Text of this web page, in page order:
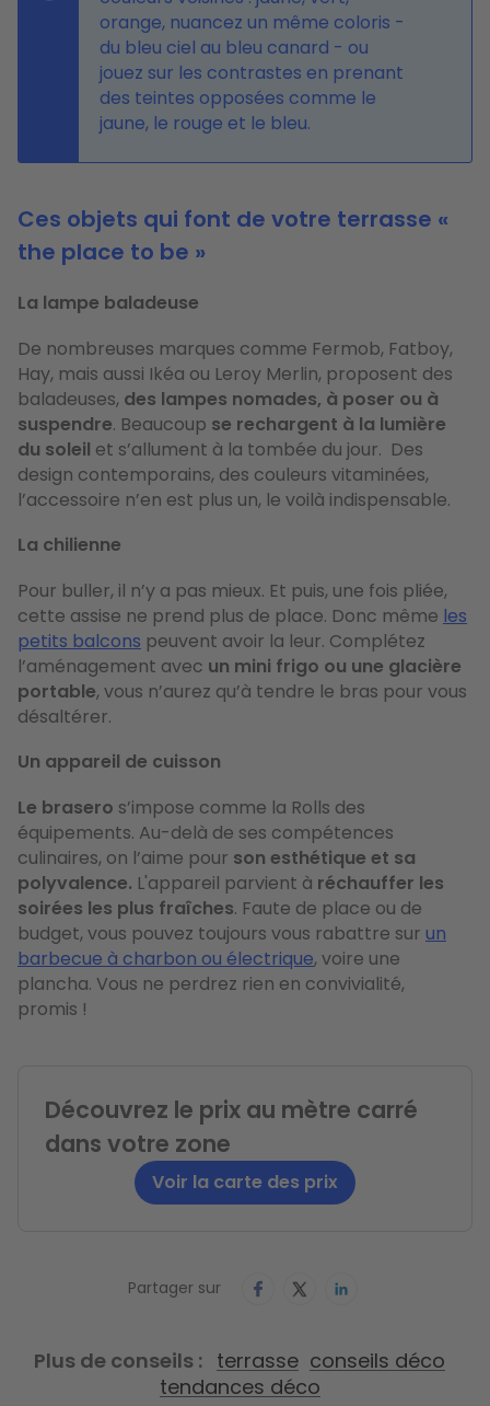
orange, nuancez un même coloris -
du bleu ciel au bleu canard - ou
jouez sur les contrastes en prenant
des teintes opposées comme le
jaune, le rouge et le bleu.
Ces objets qui font de votre terrasse «
the place to be »
La lampe baladeuse
De nombreuses marques comme Fermob, Fatboy,
Hay, mais aussi Ikéa ou Leroy Merlin, proposent des
baladeuses, des lampes nomades, à poser ou à
suspendre. Beaucoup se rechargent à la lumière
du soleil et s’allument à la tombée du jour. Des
design contemporains, des couleurs vitaminées,
l’accessoire n’en est plus un, le voilà indispensable.
La chilienne
Pour buller, il n’y a pas mieux. Et puis, une fois pliée,
cette assise ne prend plus de place. Donc même les
petits balcons peuvent avoir la leur. Complétez
l’aménagement avec un mini frigo ou une glacière
portable, vous n’aurez qu’à tendre le bras pour vous
désaltérer.
Un appareil de cuisson
Le brasero s’impose comme la Rolls des
équipements. Au-delà de ses compétences
culinaires, on l’aime pour son esthétique et sa
polyvalence. L'appareil parvient à réchauffer les
soirées les plus fraîches. Faute de place ou de
budget, vous pouvez toujours vous rabattre sur un
barbecue à charbon ou électrique, voire une
plancha. Vous ne perdrez rien en convivialité,
promis !
Découvrez le prix au mètre carré
dans votre zone
Voir la carte des prix
Partager sur
Plus de conseils terrasse conseils déco
tendances déco